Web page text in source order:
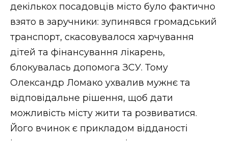
декількох посадовців місто було фактично
взято в заручники: зупинявся громадський
транспорт, скасовувалося харчування
дітей та фінансування лікарень,
блокувалась допомога ЗСУ. Тому
Олександр Ломако ухвалив мужнє та
відповідальне рішення, щоб дати
можливість місту жити та розвиватися.
Його вчинок є прикладом відданості